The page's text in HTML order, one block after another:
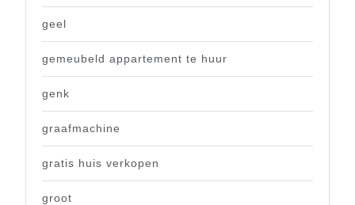
geel
gemeubeld appartement te huur
genk
graafmachine
gratis huis verkopen
groot